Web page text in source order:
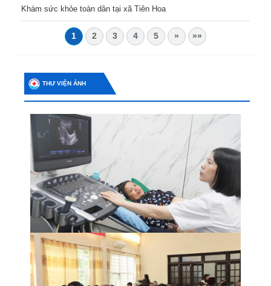
Khám sức khỏe toàn dân tại xã Tiên Hoa
1 2 3 4 5 » »»
THƯ VIỆN ẢNH